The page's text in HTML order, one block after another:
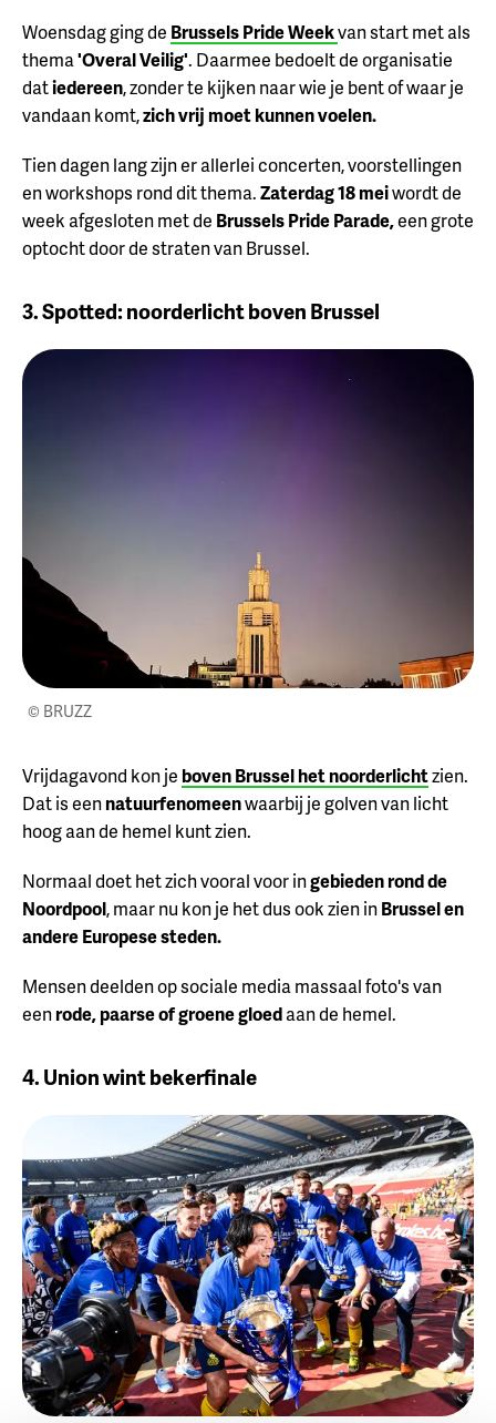
Woensdag ging de Brussels Pride Weekvan start met als
thema'Overal Veilig'. Daarmee bedoelt de organisatie
datiedereen, zonder te kijken naar wie je bent of waar je
vandaan komt,zich vrij moet kunnen voelen.⁠
Tien dagen lang zijn er allerlei concerten, voorstellingen
en workshops rond dit thema.Zaterdag 18 meiwordt de
week afgesloten met de Brussels Pride Parade,een grote
optocht door de straten van Brussel.
3. Spotted: noorderlicht boven Brussel
© BRUZZ
Vrijdagavond kon je boven Brussel het noorderlichtzien.
Dat is eennatuurfenomeenwaarbij je golven van licht
hoog aan de hemel kunt zien.
Normaal doet het zich vooral voor ingebieden rond de
Noordpool, maar nu kon je het dus ook zien inBrussel en
andere Europese steden.
Mensen deelden op sociale media massaal foto's van
eenrode, paarse of groene gloedaan de hemel.
4. Union wint bekerfinale